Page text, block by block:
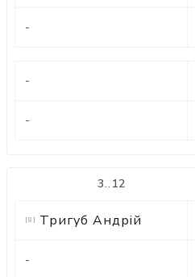
-
-
-
3..12
[8] Тригуб Андрій
-